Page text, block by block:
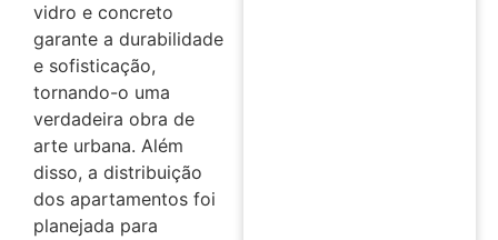
vidro e concreto
garante a durabilidade
e sofisticação,
tornando-o uma
verdadeira obra de
arte urbana. Além
disso, a distribuição
dos apartamentos foi
planejada para